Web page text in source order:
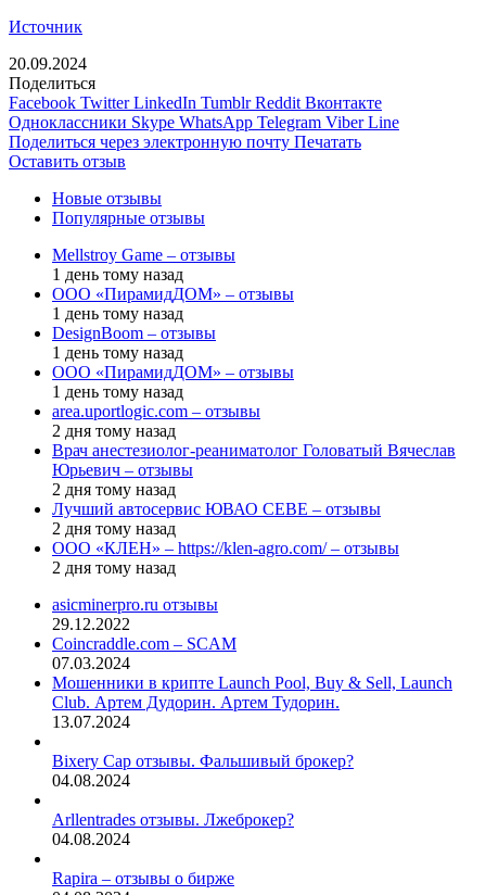
Источник
20.09.2024
Поделиться
Facebook Twitter LinkedIn Tumblr Reddit Вконтакте
Одноклассники Skype WhatsApp Telegram Viber Line
Поделиться через электронную почту Печатать
Оставить отзыв
Новые отзывы
Популярные отзывы
Mellstroy Game – отзывы
1 день тому назад
ООО «ПирамидДОМ» – отзывы
1 день тому назад
DesignBoom – отзывы
1 день тому назад
ООО «ПирамидДОМ» – отзывы
1 день тому назад
area.uportlogic.com – отзывы
2 дня тому назад
Врач анестезиолог-реаниматолог Головатый Вячеслав
Юрьевич – отзывы
2 дня тому назад
Лучший автосервис ЮВАО CEBE – отзывы
2 дня тому назад
ООО «КЛЕН» – https://klen-agro.com/ – отзывы
2 дня тому назад
asicminerpro.ru отзывы
29.12.2022
Coincraddle.com – SCAM
07.03.2024
Мошенники в крипте Launch Pool, Buy & Sell, Launch
Club. Артем Дудорин. Артем Тудорин.
13.07.2024
Bixery Cap отзывы. Фальшивый брокер?
04.08.2024
Arllentrades отзывы. Лжеброкер?
04.08.2024
Rapira – отзывы о бирже